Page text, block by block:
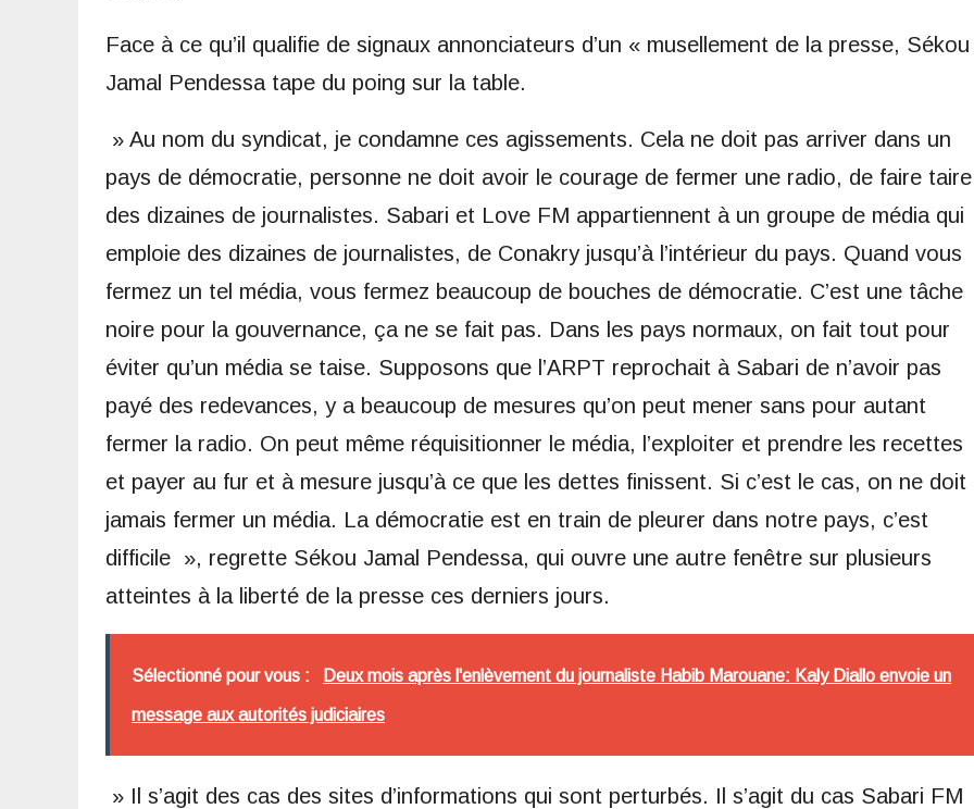
Face à ce qu’il qualifie de signaux annonciateurs d’un « musellement de la presse, Sékou
Jamal Pendessa tape du poing sur la table.
» Au nom du syndicat, je condamne ces agissements. Cela ne doit pas arriver dans un
pays de démocratie, personne ne doit avoir le courage de fermer une radio, de faire taire
des dizaines de journalistes. Sabari et Love FM appartiennent à un groupe de média qui
emploie des dizaines de journalistes, de Conakry jusqu’à l’intérieur du pays. Quand vous
fermez un tel média, vous fermez beaucoup de bouches de démocratie. C’est une tâche
noire pour la gouvernance, ça ne se fait pas. Dans les pays normaux, on fait tout pour
éviter qu’un média se taise. Supposons que l’ARPT reprochait à Sabari de n’avoir pas
payé des redevances, y a beaucoup de mesures qu’on peut mener sans pour autant
fermer la radio. On peut même réquisitionner le média, l’exploiter et prendre les recettes
et payer au fur et à mesure jusqu’à ce que les dettes finissent. Si c’est le cas, on ne doit
jamais fermer un média. La démocratie est en train de pleurer dans notre pays, c’est
difficile », regrette Sékou Jamal Pendessa, qui ouvre une autre fenêtre sur plusieurs
atteintes à la liberté de la presse ces derniers jours.
Sélectionné pour vous : Deux mois après l'enlèvement du journaliste Habib Marouane: Kaly Diallo envoie un
message aux autorités judiciaires
» Il s’agit des cas des sites d’informations qui sont perturbés. Il s’agit du cas Sabari FM